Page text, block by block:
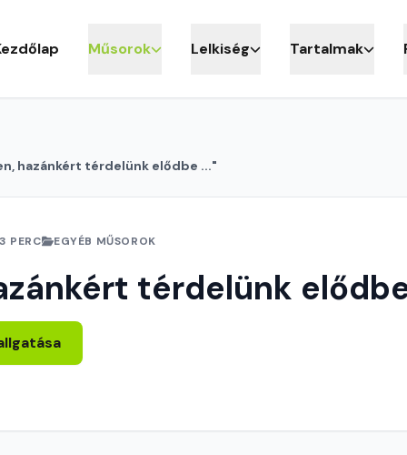
Műsorok Lelkiség Tartalmak
hazánkért térdelünk elődbe ..."
PERC EGYÉB MŰSOROK
térdelünk